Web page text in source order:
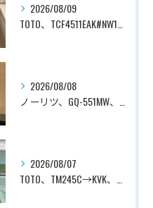
2026/08/09
2026/08/08
2026/08/07